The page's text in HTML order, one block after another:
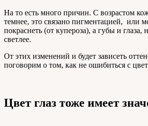
На то есть много причин. С возрастом
темнее, это связано пигментацией, или
покраснеть (от купероза), а губы и глаза,
светлее.
От этих изменений и будет зависеть
поговорим о том, как не ошибиться с
Цвет глаз тоже имеет